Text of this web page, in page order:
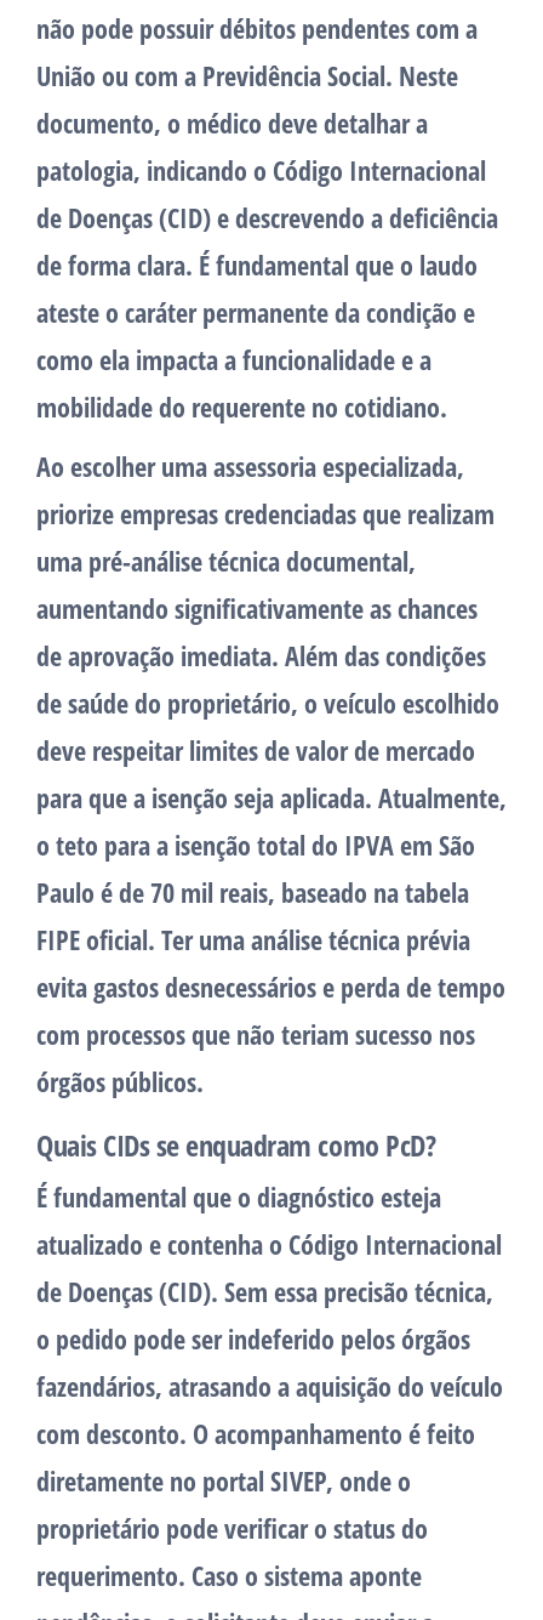
não pode possuir débitos pendentes com a
União ou com a Previdência Social. Neste
documento, o médico deve detalhar a
patologia, indicando o Código Internacional
de Doenças (CID) e descrevendo a deficiência
de forma clara. É fundamental que o laudo
ateste o caráter permanente da condição e
como ela impacta a funcionalidade e a
mobilidade do requerente no cotidiano.
Ao escolher uma assessoria especializada,
priorize empresas credenciadas que realizam
uma pré-análise técnica documental,
aumentando significativamente as chances
de aprovação imediata. Além das condições
de saúde do proprietário, o veículo escolhido
deve respeitar limites de valor de mercado
para que a isenção seja aplicada. Atualmente,
o teto para a isenção total do IPVA em São
Paulo é de 70 mil reais, baseado na tabela
FIPE oficial. Ter uma análise técnica prévia
evita gastos desnecessários e perda de tempo
com processos que não teriam sucesso nos
órgãos públicos.
Quais CIDs se enquadram como PcD?
É fundamental que o diagnóstico esteja
atualizado e contenha o Código Internacional
de Doenças (CID). Sem essa precisão técnica,
o pedido pode ser indeferido pelos órgãos
fazendários, atrasando a aquisição do veículo
com desconto. O acompanhamento é feito
diretamente no portal SIVEP, onde o
proprietário pode verificar o status do
requerimento. Caso o sistema aponte